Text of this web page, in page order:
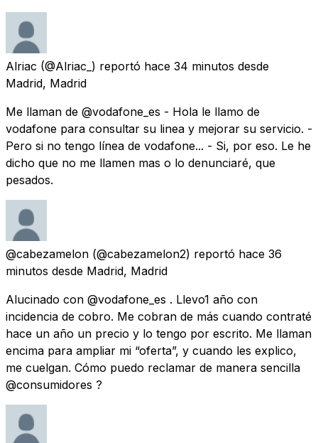
Alriac (@Alriac_) reportó hace 34 minutos desde
Madrid, Madrid
Me llaman de @vodafone_es - Hola le llamo de
vodafone para consultar su linea y mejorar su servicio. -
Pero si no tengo línea de vodafone... - Si, por eso. Le he
dicho que no me llamen mas o lo denunciaré, que
pesados.
@cabezamelon (@cabezamelon2) reportó hace 36
minutos desde Madrid, Madrid
Alucinado con @vodafone_es . Llevo1 año con
incidencia de cobro. Me cobran de más cuando contraté
hace un año un precio y lo tengo por escrito. Me llaman
encima para ampliar mi “oferta”, y cuando les explico,
me cuelgan. Cómo puedo reclamar de manera sencilla
@consumidores ?